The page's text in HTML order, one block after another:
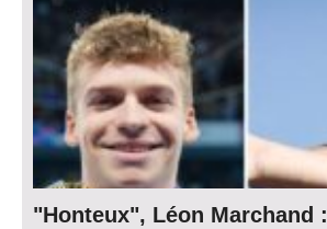
"Honteux", Léon Marchand